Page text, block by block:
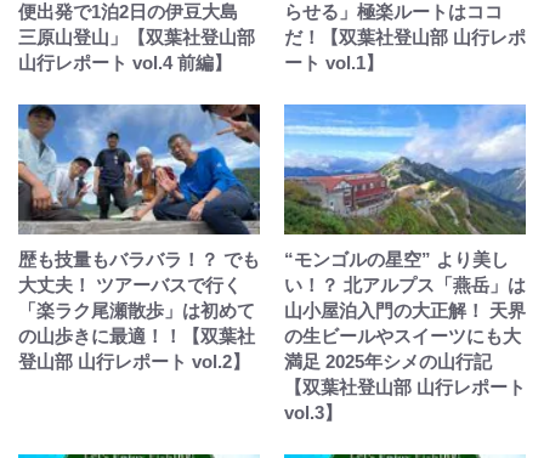
便出発で1泊2日の伊豆大島
三原山登山」【双葉社登山部
山行レポート vol.4 前編】
らせる」極楽ルートはココ
だ！【双葉社登山部 山行レポ
ート vol.1】
歴も技量もバラバラ！？ でも
大丈夫！ ツアーバスで行く
「楽ラク尾瀬散歩」は初めて
の山歩きに最適！！【双葉社
登山部 山行レポート vol.2】
“モンゴルの星空” より美し
い！？ 北アルプス「燕岳」は
山小屋泊入門の大正解！ 天界
の生ビールやスイーツにも大
満足 2025年シメの山行記
【双葉社登山部 山行レポート
vol.3】